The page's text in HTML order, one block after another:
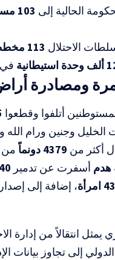
الحالية إلى 103 مستوطنات
الاحتلال 113 مخططاً استيطانياً
استيطانية في
ومصادرة
أتلفوا وقطعوا
وجنين ورام الله
أكثر من 4379 دونماً
من
أسفرت عن تدمير 740
، إضافة إلى إصدار
انتقالاً من إدارة
إلى تجاوز بيانات